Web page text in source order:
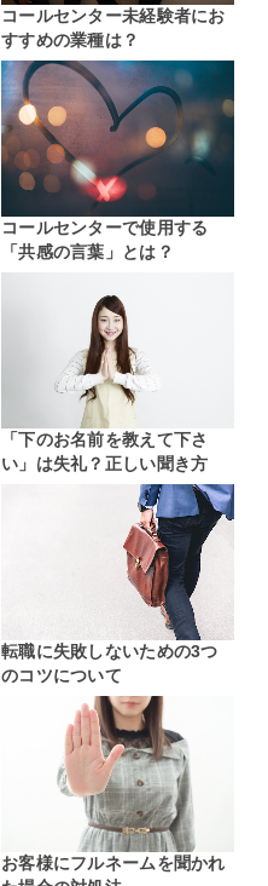
コールセンター未経験者にお
すすめの業種は？
コールセンターで使用する
「共感の言葉」とは？
「下のお名前を教えて下さ
い」は失礼？正しい聞き方
転職に失敗しないための3つ
のコツについて
お客様にフルネームを聞かれ